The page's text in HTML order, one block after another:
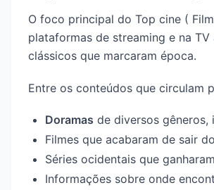
O foco principal do Top cine (
plataformas de streaming e na
clássicos que marcaram época.
Entre os conteúdos que circulam
Doramas de diversos
Filmes que acabaram de sair
Séries ocidentais que
Informações sobre onde